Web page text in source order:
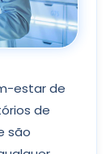
estar de
de
são